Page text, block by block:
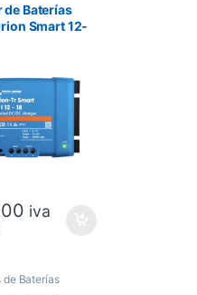
Baterías
Smart 12-
iva
de Baterías